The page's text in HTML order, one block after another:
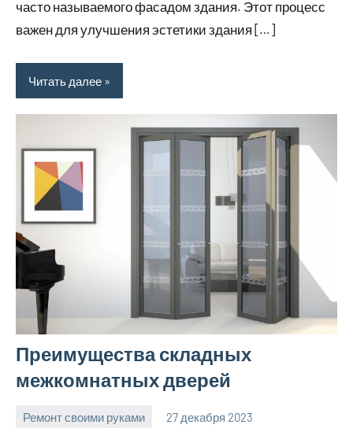
часто называемого фасадом здания. Этот процесс
важен для улучшения эстетики здания […]
Читать далее
Преимущества складных
межкомнатных дверей
Ремонт своими руками 27 декабря 2023